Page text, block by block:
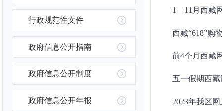
行政规范性文件
政府信息公开指南
政府信息公开制度
政府信息公开年报
1—11月西藏
西藏“618”购
前4个月西藏
五一假期西藏
2023年我区